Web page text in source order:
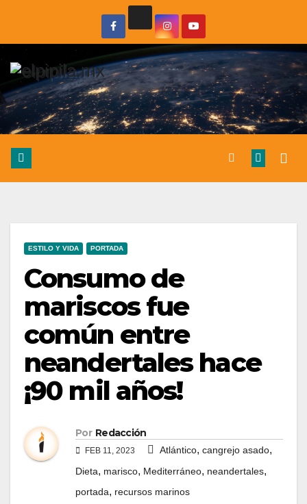
ESTILO Y VIDA PORTADA
Consumo de
mariscos fue
común entre
neandertales hace
¡90 mil años!
Por Redacción
FEB 11, 2023 Atlántico, cangrejo asado,
Dieta, marisco, Mediterráneo, neandertales,
portada, recursos marinos